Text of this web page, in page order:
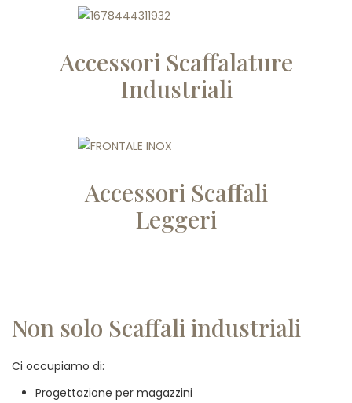
Accessori Scaffalature
Industriali
Accessori Scaffali
Leggeri
Non solo Scaffali industriali
Ci occupiamo di:
Progettazione per magazzini